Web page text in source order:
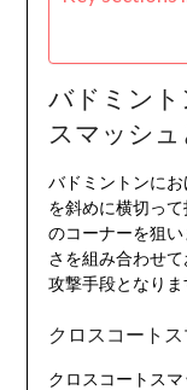
バドミント
スマッシュ
バドミントンに
を斜めに横切っ
のコーナーを狙
さを組み合わせ
攻撃手段となりま
クロスコート
クロスコートス